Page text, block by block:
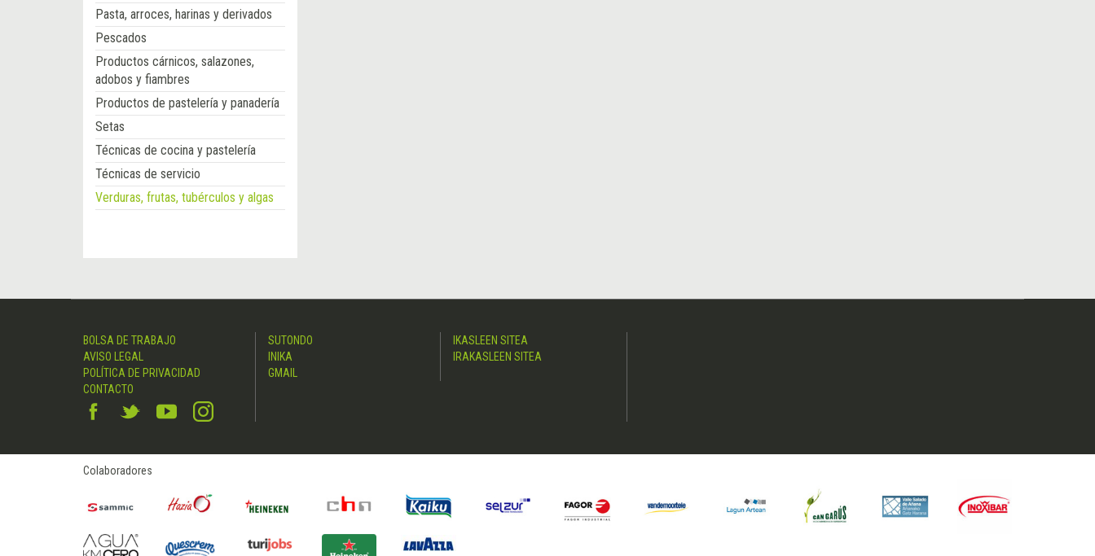
Pasta, arroces, harinas y derivados
Pescados
Productos cárnicos, salazones,
adobos y fiambres
Productos de pastelería y panadería
Setas
Técnicas de cocina y pastelería
Técnicas de servicio
Verduras, frutas, tubérculos y algas
BOLSA DE TRABAJO
AVISO LEGAL
POLÍTICA DE PRIVACIDAD
CONTACTO
SUTONDO
INIKA
GMAIL
IKASLEEN SITEA
IRAKASLEEN SITEA
Colaboradores